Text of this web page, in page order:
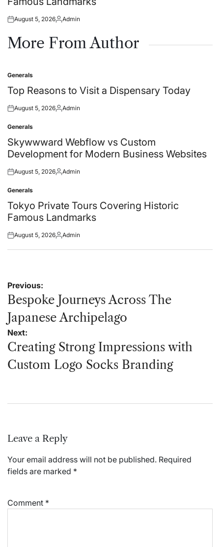
Posted
August 5, 2026Posted
Admin
More From Author
Posted
in
Generals
Top Reasons to Visit a Dispensary Today
Posted
August 5, 2026Posted
Admin
Posted
in
Generals
Skywwward Webflow vs Custom
Development for Modern Business Websites
Posted
August 5, 2026Posted
Admin
Posted
in
Generals
Tokyo Private Tours Covering Historic
Famous Landmarks
Posted
August 5, 2026Posted
Admin
Post
navigation
Previous:
Bespoke Journeys Across The
Japanese Archipelago
Next:
Creating Strong Impressions with
Custom Logo Socks Branding
Leave a Reply
Your email address will not be published. Required
fields are marked *
Comment *